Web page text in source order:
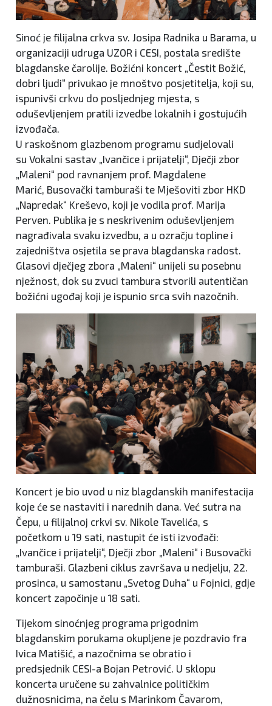
Sinoć je filijalna crkva sv. Josipa Radnika u Barama, u
organizaciji udruga UZOR i CESI, postala središte
blagdanske čarolije. Božićni koncert „Čestit Božić,
dobri ljudi“ privukao je mnoštvo posjetitelja, koji su,
ispunivši crkvu do posljednjeg mjesta, s
oduševljenjem pratili izvedbe lokalnih i gostujućih
izvođača.
U raskošnom glazbenom programu sudjelovali
su Vokalni sastav „Ivančice i prijatelji“, Dječji zbor
„Maleni“ pod ravnanjem prof. Magdalene
Marić, Busovački tamburaši te Mješoviti zbor HKD
„Napredak“ Kreševo, koji je vodila prof. Marija
Perven. Publika je s neskrivenim oduševljenjem
nagrađivala svaku izvedbu, a u ozračju topline i
zajedništva osjetila se prava blagdanska radost.
Glasovi dječjeg zbora „Maleni“ unijeli su posebnu
nježnost, dok su zvuci tambura stvorili autentičan
božićni ugođaj koji je ispunio srca svih nazočnih.
Koncert je bio uvod u niz blagdanskih manifestacija
koje će se nastaviti i narednih dana. Već sutra na
Čepu, u filijalnoj crkvi sv. Nikole Tavelića, s
početkom u 19 sati, nastupit će isti izvođači:
„Ivančice i prijatelji“, Dječji zbor „Maleni“ i Busovački
tamburaši. Glazbeni ciklus završava u nedjelju, 22.
prosinca, u samostanu „Svetog Duha“ u Fojnici, gdje
koncert započinje u 18 sati.
Tijekom sinoćnjeg programa prigodnim
blagdanskim porukama okupljene je pozdravio fra
Ivica Matišić, a nazočnima se obratio i
predsjednik CESI-a Bojan Petrović. U sklopu
koncerta uručene su zahvalnice političkim
dužnosnicima, na čelu s Marinkom Čavarom,